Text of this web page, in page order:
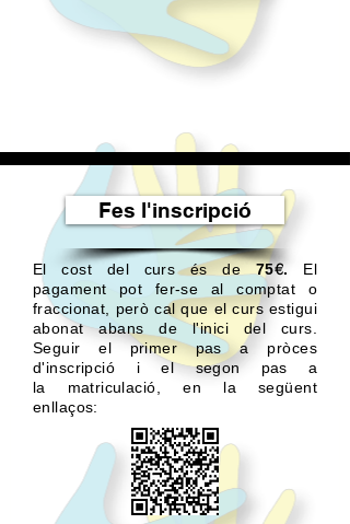
Fes l'inscripció
El cost del curs és de 75€. El
pagament pot fer-se al comptat o
fraccionat, però cal que el curs estigui
abonat abans de l'inici del curs.
Seguir el primer pas a pròces
d'inscripció i el segon pas a
la matriculació, en la següent
enllaços: